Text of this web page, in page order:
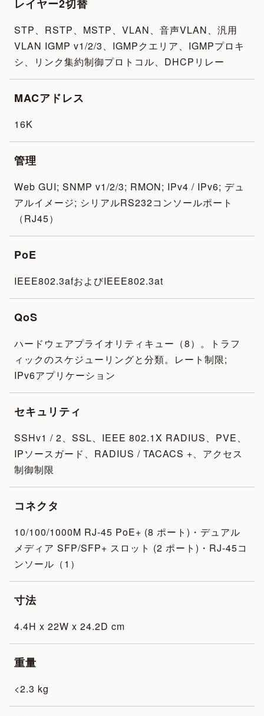
レイヤー2切替
STP、RSTP、MSTP、VLAN、音声VLAN、汎用
VLAN IGMP v1/2/3、IGMPクエリア、IGMPプロキ
シ、リンク集約制御プロトコル、DHCPリレー
MACアドレス
16K
管理
Web GUI; SNMP v1/2/3; RMON; IPv4 / IPv6; デュ
アルイメージ; シリアルRS232コンソールポート
（RJ45）
PoE
IEEE802.3afおよびIEEE802.3at
QoS
ハードウェアプライオリティキュー（8）。トラフ
ィックのスケジューリングと分類。レート制限;
IPv6アプリケーション
セキュリティ
SSHv1 / 2、SSL、IEEE 802.1X RADIUS、PVE、
IPソースガード、RADIUS / TACACS +、アクセス
制御制限
コネクタ
10/100/1000M RJ-45 PoE+​ (8 ポート)・デュアル
メディア SFP/SFP+ スロット (2 ポート)・RJ-45コ
ンソール（1）
寸法
4.4H x 22W x 24.2D cm
重量
<2.3 kg